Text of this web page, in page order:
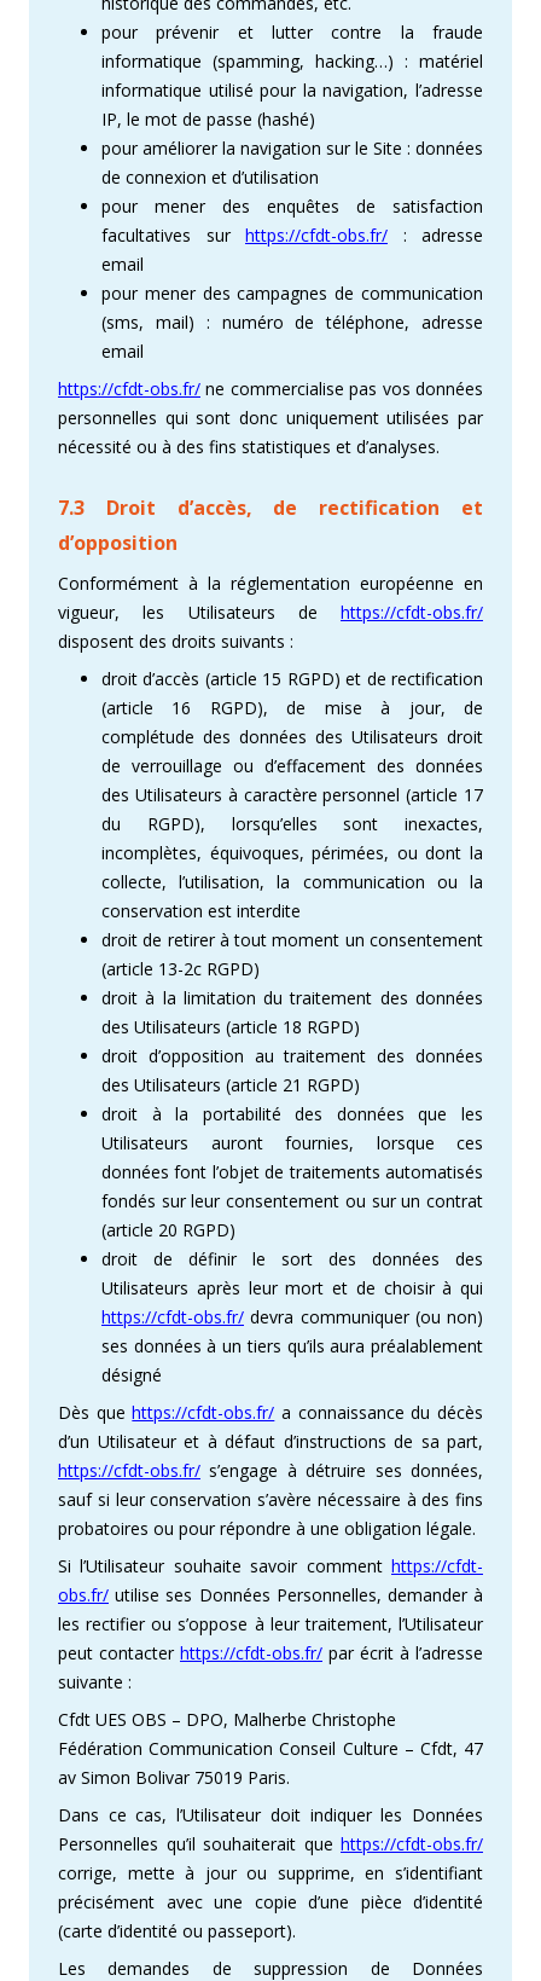
pour prévenir et lutter contre la fraude
informatique (spamming, hacking…) : matériel
informatique utilisé pour la navigation, l’adresse
IP, le mot de passe (hashé)
pour améliorer la navigation sur le Site : données
de connexion et d’utilisation
pour mener des enquêtes de satisfaction
facultatives sur https://cfdt-obs.fr/ : adresse
email
pour mener des campagnes de communication
(sms, mail) : numéro de téléphone, adresse
email
https://cfdt-obs.fr/ ne commercialise pas vos données
personnelles qui sont donc uniquement utilisées par
nécessité ou à des fins statistiques et d’analyses.
7.3 Droit d’accès, de rectification et
d’opposition
Conformément à la réglementation européenne en
vigueur, les Utilisateurs de https://cfdt-obs.fr/
disposent des droits suivants :
droit d’accès (article 15 RGPD) et de rectification
(article 16 RGPD), de mise à jour, de
complétude des données des Utilisateurs droit
de verrouillage ou d’effacement des données
des Utilisateurs à caractère personnel (article 17
du RGPD), lorsqu’elles sont inexactes,
incomplètes, équivoques, périmées, ou dont la
collecte, l’utilisation, la communication ou la
conservation est interdite
droit de retirer à tout moment un consentement
(article 13-2c RGPD)
droit à la limitation du traitement des données
des Utilisateurs (article 18 RGPD)
droit d’opposition au traitement des données
des Utilisateurs (article 21 RGPD)
droit à la portabilité des données que les
Utilisateurs auront fournies, lorsque ces
données font l’objet de traitements automatisés
fondés sur leur consentement ou sur un contrat
(article 20 RGPD)
droit de définir le sort des données des
Utilisateurs après leur mort et de choisir à qui
https://cfdt-obs.fr/ devra communiquer (ou non)
ses données à un tiers qu’ils aura préalablement
désigné
Dès quehttps://cfdt-obs.fr/ a connaissance du décès
d’un Utilisateur et à défaut d’instructions de sa part,
https://cfdt-obs.fr/ s’engage à détruire ses données,
sauf si leur conservation s’avère nécessaire à des fins
probatoires ou pour répondre à une obligation légale.
Si l’Utilisateur souhaite savoir comment https://cfdt-
obs.fr/ utilise ses Données Personnelles, demander à
les rectifier ou s’oppose à leur traitement, l’Utilisateur
peut contacter https://cfdt-obs.fr/ par écrit à l’adresse
suivante :
Cfdt UES OBS – DPO, Malherbe Christophe
Fédération Communication Conseil Culture – Cfdt, 47
av Simon Bolivar 75019 Paris.
Dans ce cas, l’Utilisateur doit indiquer les Données
Personnelles qu’il souhaiterait que https://cfdt-obs.fr/
corrige, mette à jour ou supprime, en s’identifiant
précisément avec une copie d’une pièce d’identité
(carte d’identité ou passeport).
Les demandes de suppression de Données